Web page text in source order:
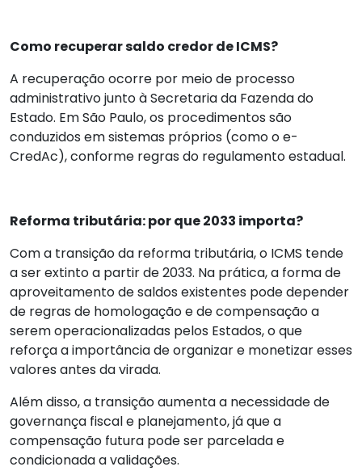
Como recuperar saldo credor de ICMS?
A recuperação ocorre por meio de processo
administrativo junto à Secretaria da Fazenda do
Estado. Em São Paulo, os procedimentos são
conduzidos em sistemas próprios (como o e-
CredAc), conforme regras do regulamento estadual.
Reforma tributária: por que 2033 importa?
Com a transição da reforma tributária, o ICMS tende
a ser extinto a partir de 2033. Na prática, a forma de
aproveitamento de saldos existentes pode depender
de regras de homologação e de compensação a
serem operacionalizadas pelos Estados, o que
reforça a importância de organizar e monetizar esses
valores antes da virada.
Além disso, a transição aumenta a necessidade de
governança fiscal e planejamento, já que a
compensação futura pode ser parcelada e
condicionada a validações.